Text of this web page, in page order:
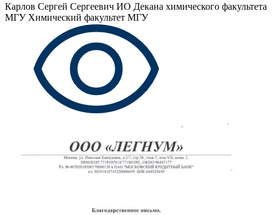
Карлов Сергей Сергеевич ИО Декана химического факультета
МГУ Химический факультет МГУ